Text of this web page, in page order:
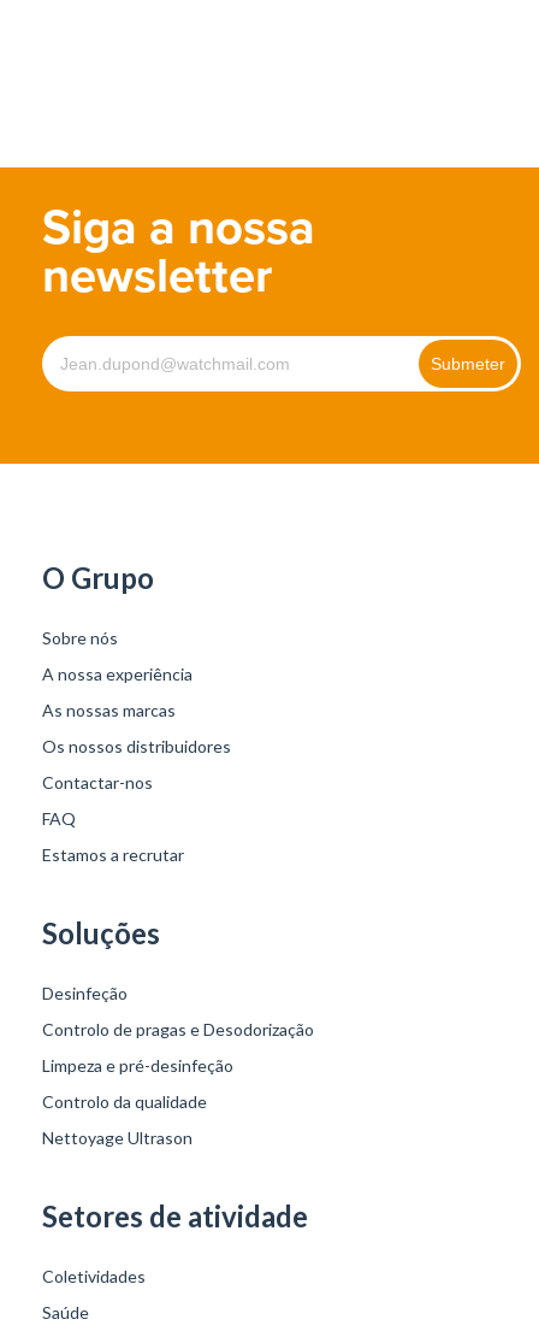
Siga a nossa
newsletter
O Grupo
Sobre nós
A nossa experiência
As nossas marcas
Os nossos distribuidores
Contactar-nos
FAQ
Estamos a recrutar
Soluções
Desinfeção
Controlo de pragas e Desodorização
Limpeza e pré-desinfeção
Controlo da qualidade
Nettoyage Ultrason
Setores de atividade
Coletividades
Saúde